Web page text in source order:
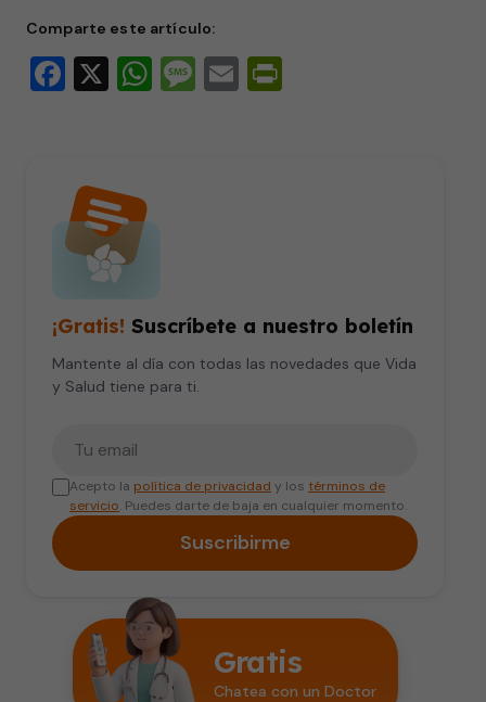
Comparte este artículo:
Facebook
X WhatsApp
Message
Email
¡Gratis! Suscríbete a nuestro boletín
Mantente al día con todas las novedades que Vida
y Salud tiene para ti.
Acepto la política de privacidad y los términos de
servicio. Puedes darte de baja en cualquier momento.
Suscribirme
Gratis
Chatea con un Doctor